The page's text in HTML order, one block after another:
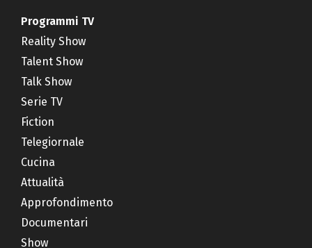
Programmi TV
Reality Show
Talent Show
Talk Show
Serie TV
Fiction
Telegiornale
Cucina
Attualità
Approfondimento
Documentari
Show